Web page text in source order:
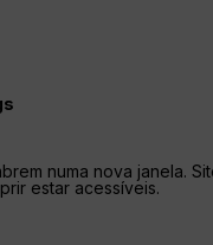
numa nova janela.
estar acessíveis.